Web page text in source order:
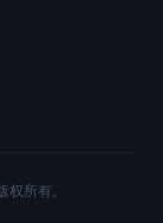
所有。